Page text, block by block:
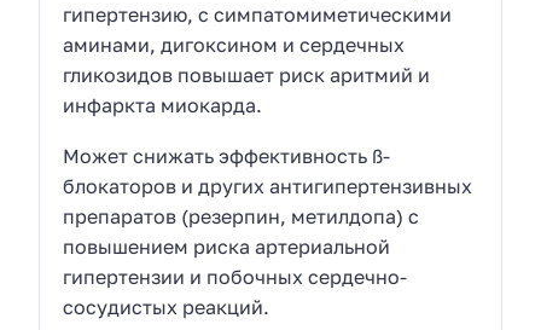
гипертензию, с симпатомиметическими
аминами, дигоксином и сердечных
гликозидов повышает риск аритмий и
инфаркта миокарда.
Может снижать эффективность ß-
блокаторов и других антигипертензивных
препаратов (резерпин, метилдопа) с
повышением риска артериальной
гипертензии и побочных сердечно-
сосудистых реакций.